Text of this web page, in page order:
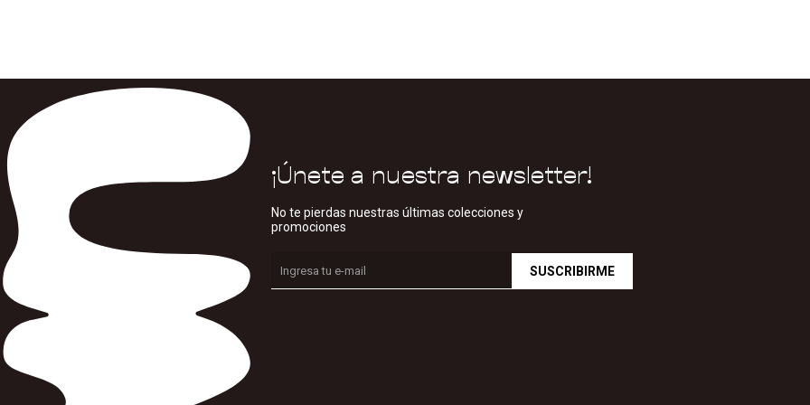
¡Únete a nuestra newsletter!
No te pierdas nuestras últimas colecciones y
promociones
SUSCRIBIRME